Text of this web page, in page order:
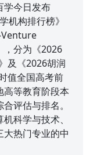
学今日发布
机构排行榜》
Venture
分为《2026
及《2026胡润
值全国高考前
高等教育阶段本
评估与排名。
科学与技术、
热门专业的中